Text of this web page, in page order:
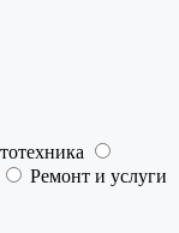
Ремонт и услуги